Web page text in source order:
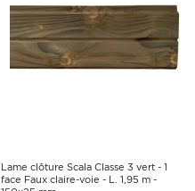
Lame clôture Scala Classe 3 vert - 1
face Faux claire-voie - L. 1,95 m -